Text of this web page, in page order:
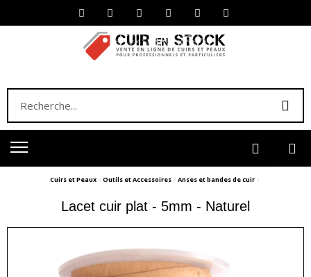
Cuirs et Peaux Outils et Accessoires Anses et bandes de cuir
Lacet cuir plat - 5mm - Naturel